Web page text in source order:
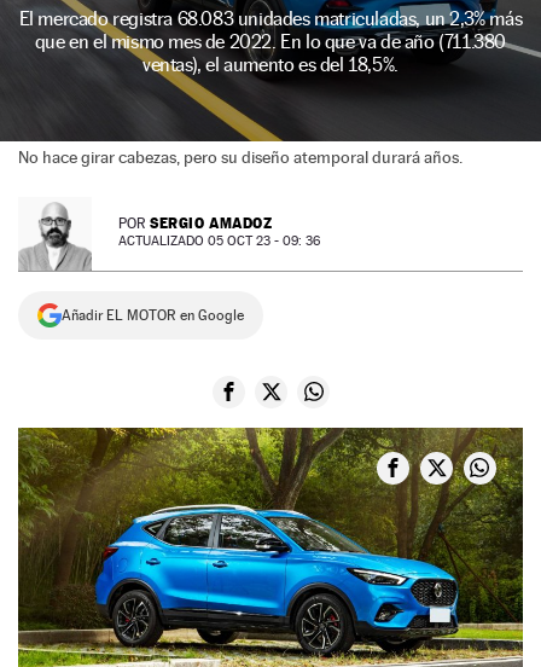
NEWSLETTER
El mercado registra 68.083 unidades matriculadas, un 2,3% más
que en el mismo mes de 2022. En lo que va de año (711.380
ventas), el aumento es del 18,5%.
No hace girar cabezas, pero su diseño atemporal durará años.
POR SERGIO AMADOZ
ACTUALIZADO 05 OCT 23 - 09: 36
Añadir EL MOTOR en Google